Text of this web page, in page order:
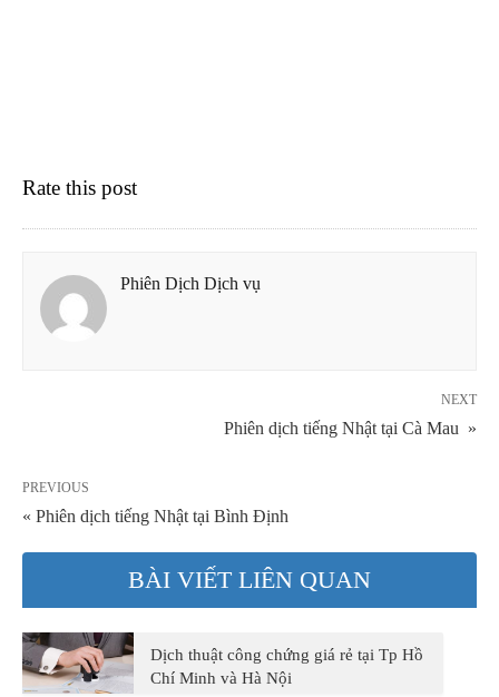
Rate this post
Phiên Dịch Dịch vụ
NEXT
Phiên dịch tiếng Nhật tại Cà Mau »
PREVIOUS
« Phiên dịch tiếng Nhật tại Bình Định
BÀI VIẾT LIÊN QUAN
Dịch thuật công chứng giá rẻ tại Tp Hồ
Chí Minh và Hà Nội